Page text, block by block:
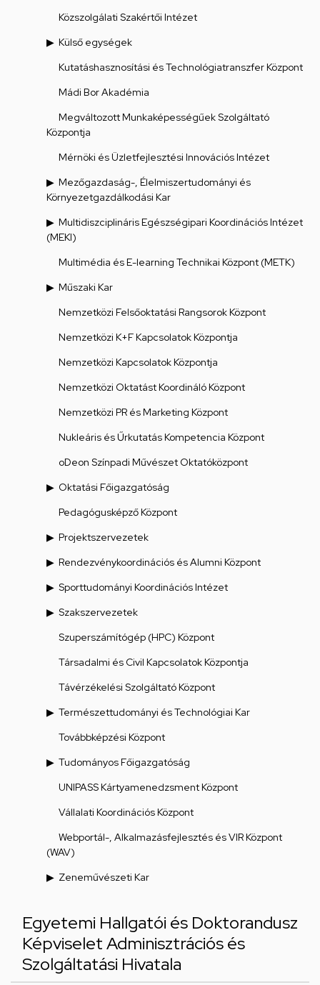
Közszolgálati Szakértői Intézet
Külső egységek
Kutatáshasznosítási és Technológiatranszfer Központ
Mádi Bor Akadémia
Megváltozott Munkaképességűek Szolgáltató
Központja
Mérnöki és Üzletfejlesztési Innovációs Intézet
Mezőgazdaság-, Élelmiszertudományi és
Környezetgazdálkodási Kar
Multidiszciplináris Egészségipari Koordinációs Intézet
(MEKI)
Multimédia és E-learning Technikai Központ (METK)
Műszaki Kar
Nemzetközi Felsőoktatási Rangsorok Központ
Nemzetközi K+F Kapcsolatok Központja
Nemzetközi Kapcsolatok Központja
Nemzetközi Oktatást Koordináló Központ
Nemzetközi PR és Marketing Központ
Nukleáris és Űrkutatás Kompetencia Központ
oDeon Színpadi Művészet Oktatóközpont
Oktatási Főigazgatóság
Pedagógusképző Központ
Projektszervezetek
Rendezvénykoordinációs és Alumni Központ
Sporttudományi Koordinációs Intézet
Szakszervezetek
Szuperszámítógép (HPC) Központ
Társadalmi és Civil Kapcsolatok Központja
Távérzékelési Szolgáltató Központ
Természettudományi és Technológiai Kar
Továbbképzési Központ
Tudományos Főigazgatóság
UNIPASS Kártyamenedzsment Központ
Vállalati Koordinációs Központ
Webportál-, Alkalmazásfejlesztés és VIR Központ
(WAV)
Zeneművészeti Kar
Egyetemi Hallgatói és Doktorandusz
Képviselet Adminisztrációs és
Szolgáltatási Hivatala